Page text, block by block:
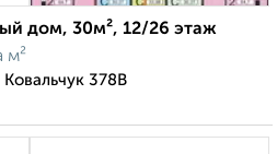
дом, 30м², 12/26 этаж
м²
378В